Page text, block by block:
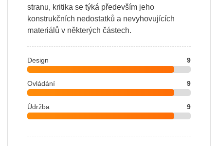
stranu, kritika se týká především jeho
konstrukčních nedostatků a nevyhovujících
materiálů v některých částech.
Design 9
Ovládání 9
Údržba 9